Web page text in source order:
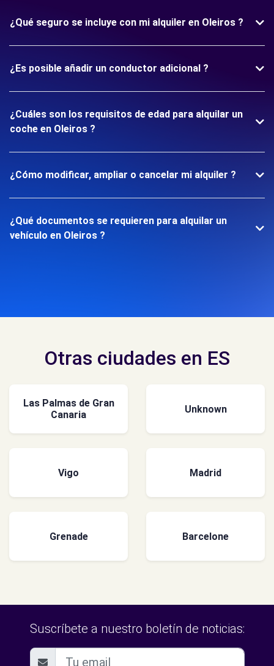
¿Qué seguro se incluye con mi alquiler en Oleiros ?
¿Es posible añadir un conductor adicional ?
¿Cuáles son los requisitos de edad para alquilar un
coche en Oleiros ?
¿Cómo modificar, ampliar o cancelar mi alquiler ?
¿Qué documentos se requieren para alquilar un
vehículo en Oleiros ?
Otras ciudades en ES
Las Palmas de Gran
Canaria
Unknown
Vigo Madrid
Grenade Barcelone
Suscríbete a nuestro boletín de noticias: